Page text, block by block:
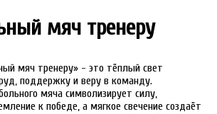
мяч тренеру
мяч тренеру» - это тёплый свет
поддержку и веру в команду.
мяча символизирует силу,
к победе, а мягкое свечение создаёт